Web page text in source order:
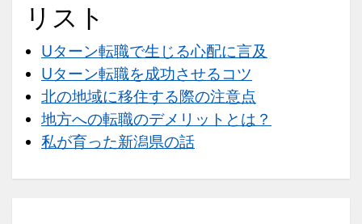
リスト
Uターン転職で生じる心配に言及
Uターン転職を成功させるコツ
北の地域に移住する際の注意点
地方への転職のデメリットとは？
私が育った新潟県の話